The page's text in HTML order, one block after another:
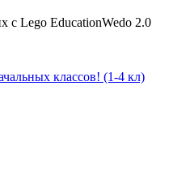
с Lego EducationWedo 2.0
классов! (1-4 кл)